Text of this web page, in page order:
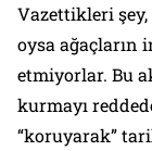
Vazettikleri
oysa ağaçların
etmiyorlar. Bu
kurmayı
“koruyarak”